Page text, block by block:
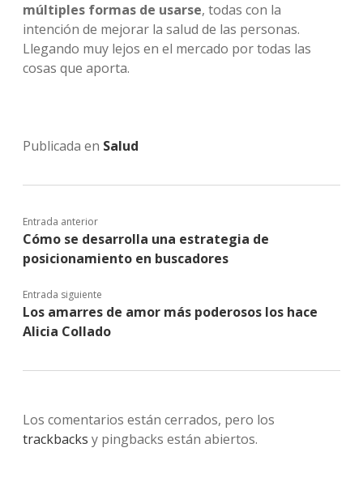
múltiples formas de usarse, todas con la
intención de mejorar la salud de las personas.
Llegando muy lejos en el mercado por todas las
cosas que aporta.
Publicada en Salud
Entrada anterior
Cómo se desarrolla una estrategia de
posicionamiento en buscadores
Entrada siguiente
Los amarres de amor más poderosos los hace
Alicia Collado
Los comentarios están cerrados, pero los
trackbacks y pingbacks están abiertos.